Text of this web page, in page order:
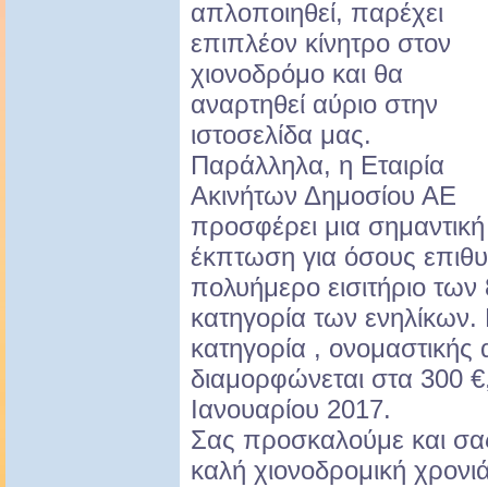
απλοποιηθεί, παρέχει
επιπλέον κίνητρο στον
χιονοδρόμο και θα
αναρτηθεί αύριο στην
ιστοσελίδα μας.
Παράλληλα, η Εταιρία
Ακινήτων Δημοσίου ΑΕ
προσφέρει μια σημαντική
έκπτωση για όσους
πολυήμερο εισιτήριο
κατηγορία των ενηλίκων.
κατηγορία , ονομαστικής
διαμορφώνεται στα 300
Ιανουαρίου 2017.
Σας προσκαλούμε και
καλή χιονοδρομική